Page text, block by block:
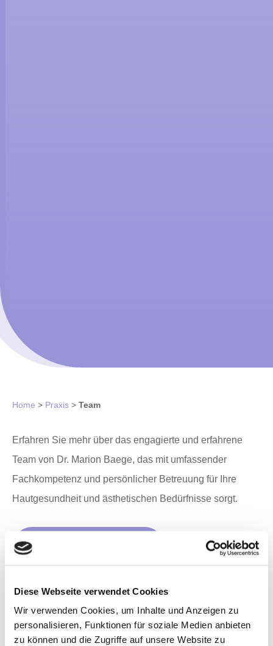
Diese Webseite verwendet Cookies
Wir verwenden Cookies, um Inhalte und Anzeigen zu
personalisieren, Funktionen für soziale Medien anbieten
zu können und die Zugriffe auf unsere Website zu
Home > Praxis > Team
Erfahren Sie mehr über das engagierte und erfahrene
Team von Dr. Marion Baege, das mit umfassender
Fachkompetenz und persönlicher Betreuung für Ihre
Hautgesundheit und ästhetischen Bedürfnisse sorgt.
KONTAKTIEREN SIE UNS